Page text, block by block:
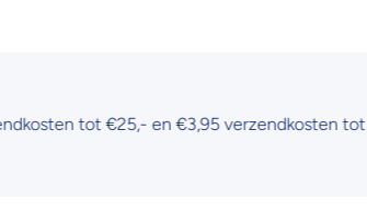
tot €25,- en €3,95 verzendkosten tot €50,-